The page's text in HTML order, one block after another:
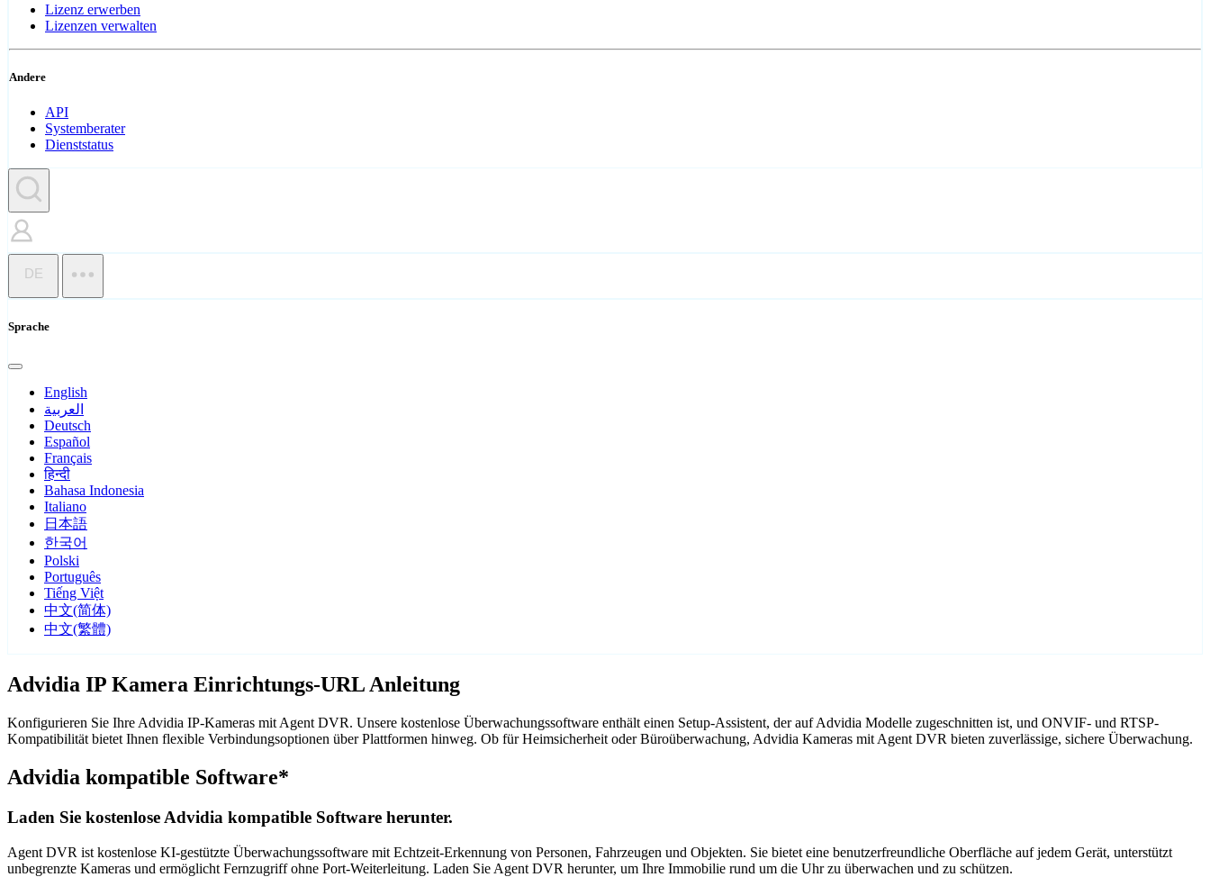
Lizenz erwerben
Lizenzen verwalten
Andere
API
Systemberater
Dienststatus
DE
Sprache
English
العربية
Deutsch
Español
Français
हिन्दी
Bahasa Indonesia
Italiano
日本語
한국어
Polski
Português
Tiếng Việt
中文(简体)
中文(繁體)
Advidia IP Kamera Einrichtungs-URL Anleitung
Konfigurieren Sie Ihre Advidia IP-Kameras mit Agent DVR. Unsere kostenlose Überwachungssoftware enthält einen Setup-Assistent, der auf Advidia Modelle zugeschnitten ist, und ONVIF- und RTSP-
Kompatibilität bietet Ihnen flexible Verbindungsoptionen über Plattformen hinweg. Ob für Heimsicherheit oder Büroüberwachung, Advidia Kameras mit Agent DVR bieten zuverlässige, sichere Überwachung.
Advidia kompatible Software*
Laden Sie kostenlose Advidia kompatible Software herunter.
Agent DVR ist kostenlose KI-gestützte Überwachungssoftware mit Echtzeit-Erkennung von Personen, Fahrzeugen und Objekten. Sie bietet eine benutzerfreundliche Oberfläche auf jedem Gerät, unterstützt
unbegrenzte Kameras und ermöglicht Fernzugriff ohne Port-Weiterleitung. Laden Sie Agent DVR herunter, um Ihre Immobilie rund um die Uhr zu überwachen und zu schützen.